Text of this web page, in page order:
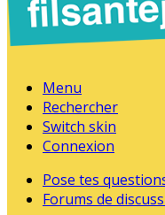
Menu
Rechercher
Switch skin
Connexion
Pose tes
Forums de